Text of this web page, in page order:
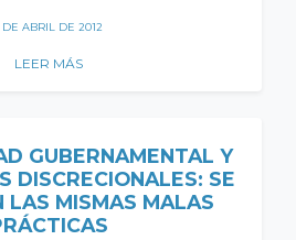
DE ABRIL DE 2012
LEER MÁS
GUBERNAMENTAL Y
DISCRECIONALES: SE
LAS MISMAS MALAS